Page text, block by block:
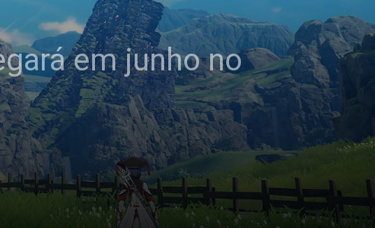
em junho no